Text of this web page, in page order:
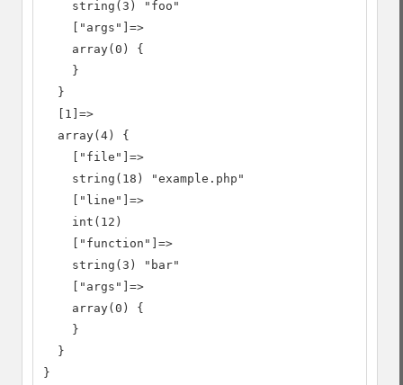
    string(3) "foo"
    ["args"]=>
    array(0) {
    }
  }
  [1]=>
  array(4) {
    ["file"]=>
    string(18) "example.php"
    ["line"]=>
    int(12)
    ["function"]=>
    string(3) "bar"
    ["args"]=>
    array(0) {
    }
  }
}